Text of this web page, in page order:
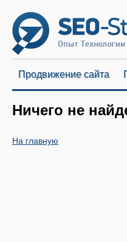
Продвижение сайта
Ничего не
На главную